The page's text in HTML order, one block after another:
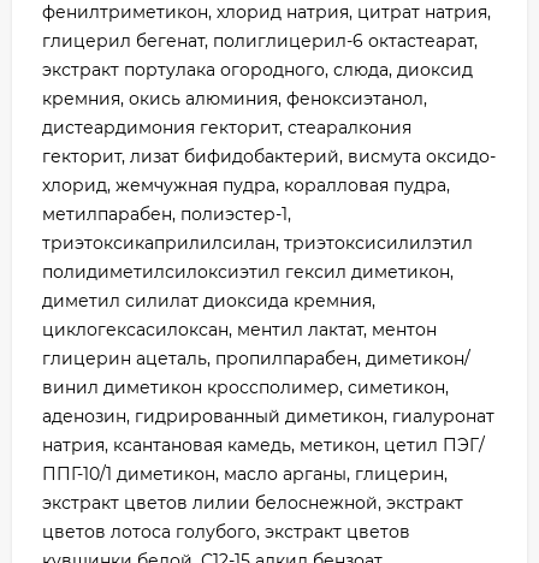
фенилтриметикон, хлорид натрия, цитрат натрия,
глицерил бегенат, полиглицерил-6 октастеарат,
экстракт портулака огородного, слюда, диоксид
кремния, окись алюминия, феноксиэтанол,
дистеардимония гекторит, стеаралкония
гекторит, лизат бифидобактерий, висмута оксидо-
хлорид, жемчужная пудра, коралловая пудра,
метилпарабен, полиэстер-1,
триэтоксикаприлилсилан, триэтоксисилилэтил
полидиметилсилоксиэтил гексил диметикон,
диметил силилат диоксида кремния,
циклогексасилоксан, ментил лактат, ментон
глицерин ацеталь, пропилпарабен, диметикон/
винил диметикон кроссполимер, симетикон,
аденозин, гидрированный диметикон, гиалуронат
натрия, ксантановая камедь, метикон, цетил ПЭГ/
ППГ-10/1 диметикон, масло арганы, глицерин,
экстракт цветов лилии белоснежной, экстракт
цветов лотоса голубого, экстракт цветов